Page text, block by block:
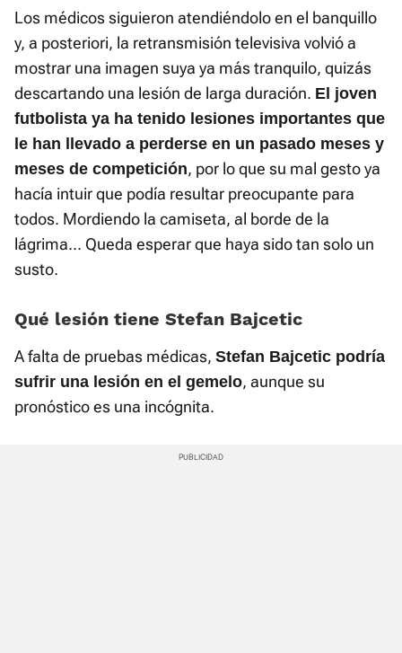
Los médicos siguieron atendiéndolo en el banquillo
y, a posteriori, la retransmisión televisiva volvió a
mostrar una imagen suya ya más tranquilo, quizás
descartando una lesión de larga duración. El joven
futbolista ya ha tenido lesiones importantes que
le han llevado a perderse en un pasado meses y
meses de competición, por lo que su mal gesto ya
hacía intuir que podía resultar preocupante para
todos. Mordiendo la camiseta, al borde de la
lágrima... Queda esperar que haya sido tan solo un
susto.
Qué lesión tiene Stefan Bajcetic
A falta de pruebas médicas, Stefan Bajcetic podría
sufrir una lesión en el gemelo, aunque su
pronóstico es una incógnita.